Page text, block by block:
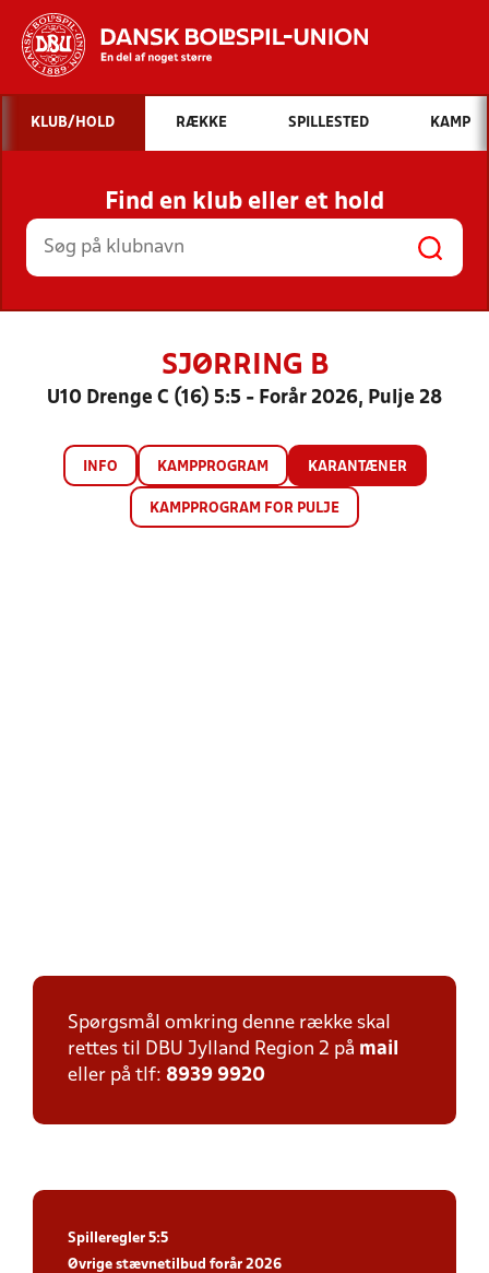
Hvad vil du søge efter?
INDHOLD OG NYHEDER
STILLINGER, RESULTATER, KLUBBER OG
HOLD
KLUB/HOLD RÆKKE SPILLESTED KAMP
Find en klub eller et hold
SJØRRING B
U10 Drenge C (16) 5:5 - Forår 2026, Pulje 28
INFO KAMPPROGRAM KARANTÆNER
KAMPPROGRAM FOR PULJE
Spørgsmål omkring denne række skal
rettes til DBU Jylland Region 2 på mail
eller på tlf: 8939 9920
Spilleregler 5:5
Øvrige stævnetilbud forår 2026